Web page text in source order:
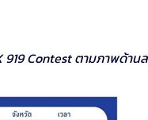
919 Contest ตามภาพด้าน